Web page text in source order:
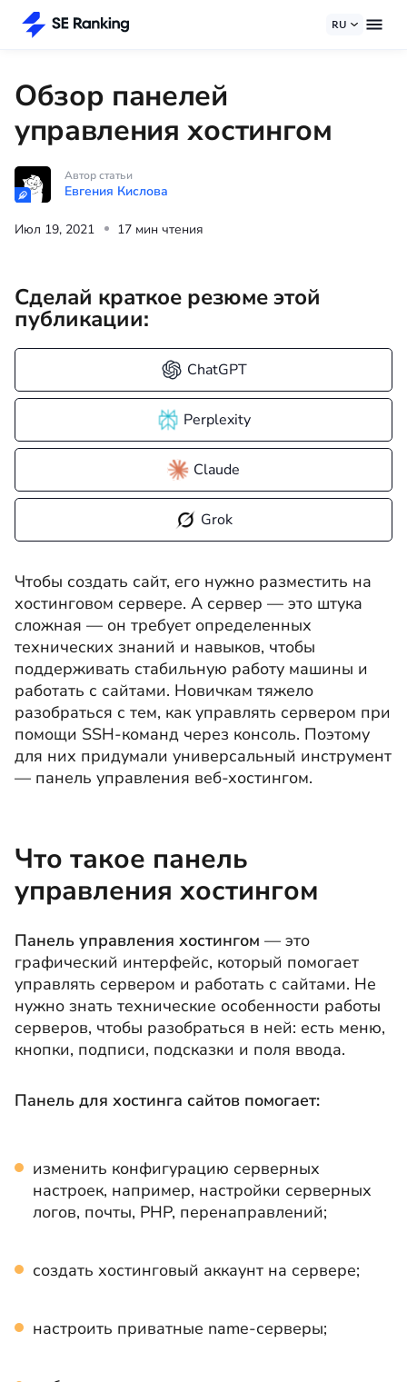
RU
Обзор панелей
управления хостингом
Автор статьи
Евгения Кислова
Июл 19, 2021 17 мин чтения
Сделай краткое резюме этой
публикации:
ChatGPT
Perplexity
Claude
Grok
Чтобы создать сайт, его нужно разместить на
хостинговом сервере. А сервер — это штука
сложная — он требует определенных
технических знаний и навыков, чтобы
поддерживать стабильную работу машины и
работать с сайтами. Новичкам тяжело
разобраться с тем, как управлять сервером при
помощи SSH-команд через консоль. Поэтому
для них придумали универсальный инструмент
— панель управления веб-хостингом.
Что такое панель
управления хостингом
Панель управления хостингом — это
графический интерфейс, который помогает
управлять сервером и работать с сайтами. Не
нужно знать технические особенности работы
серверов, чтобы разобраться в ней: есть меню,
кнопки, подписи, подсказки и поля ввода.
Панель для хостинга сайтов помогает:
изменить конфигурацию серверных
настроек, например, настройки серверных
логов, почты, PHP, перенаправлений;
создать хостинговый аккаунт на сервере;
настроить приватные name-серверы;